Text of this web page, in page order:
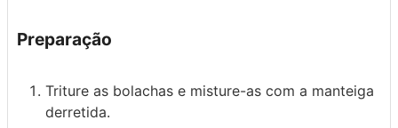
Preparação
Triture as bolachas e misture-as com a manteiga
derretida.